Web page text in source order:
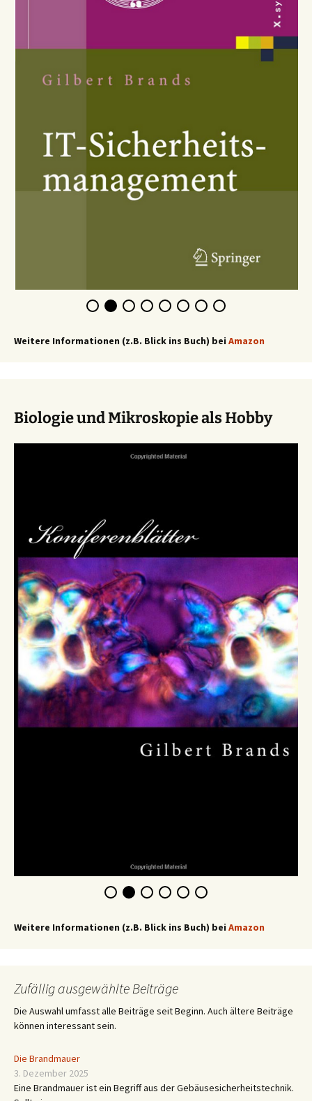
Weitere Informationen (z.B. Blick ins Buch) bei Amazon
Biologie und Mikroskopie als Hobby
Weitere Informationen (z.B. Blick ins Buch) bei Amazon
Zufällig ausgewählte Beiträge
Die Auswahl umfasst alle Beiträge seit Beginn. Auch ältere Beiträge
können interessant sein.
Die Brandmauer
3. Dezember 2025
Eine Brandmauer ist ein Begriff aus der Gebäusesicherheitstechnik.